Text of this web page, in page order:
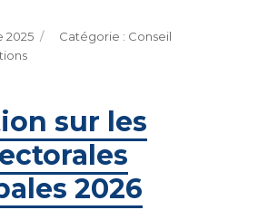
2025 Catégories
Conseil
sur les
2026